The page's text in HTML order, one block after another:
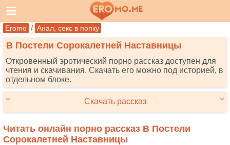
Eromo / Анал, секс в попку
В Постели Сорокалетней Наставницы
Откровенный эротический порно рассказ доступен для
чтения и скачивания. Скачать его можно под историей, в
отдельном блоке.
Скачать рассказ
Читать онлайн порно рассказ В Постели
Сорокалетней Наставницы